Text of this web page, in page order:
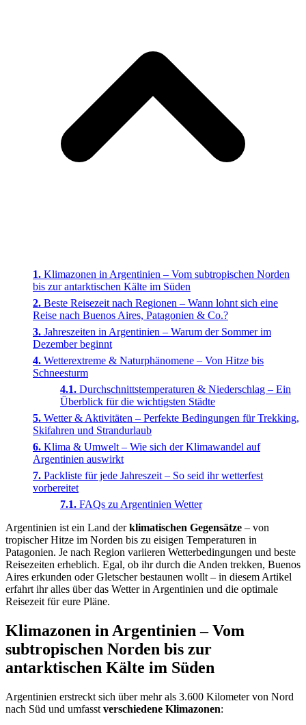
Klimazonen in Argentinien – Vom subtropischen Norden
bis zur antarktischen Kälte im Süden
Beste Reisezeit nach Regionen – Wann lohnt sich eine
Reise nach Buenos Aires, Patagonien & Co.?
Jahreszeiten in Argentinien – Warum der Sommer im
Dezember beginnt
Wetterextreme & Naturphänomene – Von Hitze bis
Schneesturm
Durchschnittstemperaturen & Niederschlag – Ein
Überblick für die wichtigsten Städte
Wetter & Aktivitäten – Perfekte Bedingungen für Trekking,
Skifahren und Strandurlaub
Klima & Umwelt – Wie sich der Klimawandel auf
Argentinien auswirkt
Packliste für jede Jahreszeit – So seid ihr wetterfest
vorbereitet
FAQs zu Argentinien Wetter
Argentinien ist ein Land derklimatischen Gegensätze – von
tropischer Hitze im Norden bis zu eisigen Temperaturen in
Patagonien. Je nach Region variieren Wetterbedingungen und beste
Reisezeiten erheblich. Egal, ob ihr durch die Anden trekken, Buenos
Aires erkunden oder Gletscher bestaunen wollt – in diesem Artikel
erfahrt ihr alles über das Wetter in Argentinien und die optimale
Reisezeit für eure Pläne.
Klimazonen in Argentinien – Vom
subtropischen Norden bis zur
antarktischen Kälte im Süden
Argentinien erstreckt sich über mehr als 3.600 Kilometer von Nord
nach Süd und umfasst verschiedene Klimazonen: